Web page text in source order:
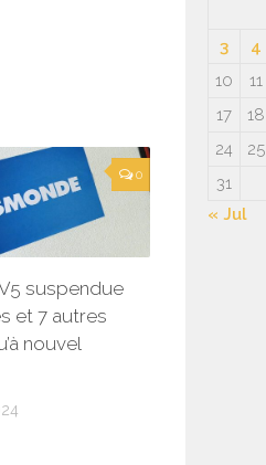
0
suspendue
et 7 autres
nouvel
3
4
10
11
17
18
24
25
31
« Jul